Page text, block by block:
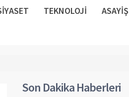
TEKNOLOJİ ASAYİŞ
Son Dakika Haberleri